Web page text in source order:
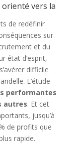
vers la
de redéfinir
sur
et du
état d’esprit,
difficile
L’étude
performantes
autres. Et cet
jusqu’à
de profits que
rapide.